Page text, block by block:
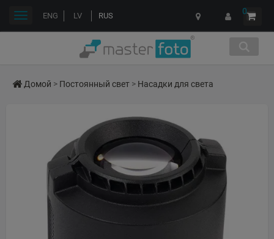
ENG LV RUS 0
Переключить
Домой > Постоянный свет > Насадки для света